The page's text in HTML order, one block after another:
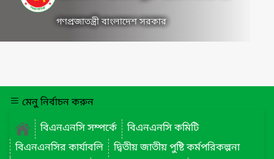
গণপ্রজাতন্ত্রী বাংলাদেশ সরকার
মেনু নির্বাচন করুন
বিএনএনসি সম্পর্কে
বিএনএনসি কমিটি
বিএনএনসির কার্যাবলি
দ্বিতীয় জাতীয় পুষ্টি কর্মপরিকল্পনা